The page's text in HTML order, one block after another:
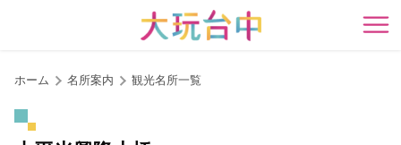
開
ホーム 名所案内 観光名所一覧